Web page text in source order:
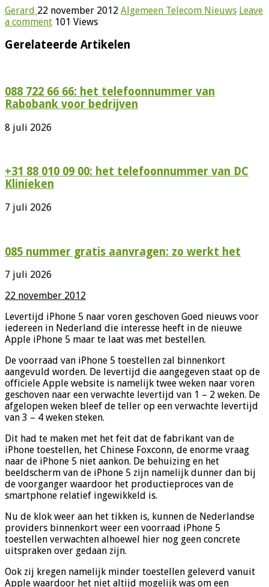
Gerard 22 november 2012 Algemeen Telecom Nieuws Leave
a comment 101 Views
Gerelateerde Artikelen
088 722 66 66: het telefoonnummer van
Rabobank voor bedrijven
8 juli 2026
+31 88 010 09 00: het telefoonnummer van DC
Klinieken
7 juli 2026
085 nummer gratis aanvragen: zo werkt het
7 juli 2026
22 november 2012
Levertijd iPhone 5 naar voren geschoven Goed nieuws voor
iedereen in Nederland die interesse heeft in de nieuwe
Apple iPhone 5 maar te laat was met bestellen.
De voorraad van iPhone 5 toestellen zal binnenkort
aangevuld worden. De levertijd die aangegeven staat op de
officiele Apple website is namelijk twee weken naar voren
geschoven naar een verwachte levertijd van 1 – 2 weken. De
afgelopen weken bleef de teller op een verwachte levertijd
van 3 – 4 weken steken.
Dit had te maken met het feit dat de fabrikant van de
iPhone toestellen, het Chinese Foxconn, de enorme vraag
naar de iPhone 5 niet aankon. De behuizing en het
beeldscherm van de iPhone 5 zijn namelijk dunner dan bij
de voorganger waardoor het productieproces van de
smartphone relatief ingewikkeld is.
Nu de klok weer aan het tikken is, kunnen de Nederlandse
providers binnenkort weer een voorraad iPhone 5
toestellen verwachten alhoewel hier nog geen concrete
uitspraken over gedaan zijn.
Ook zij kregen namelijk minder toestellen geleverd vanuit
Apple waardoor het niet altijd mogelijk was om een